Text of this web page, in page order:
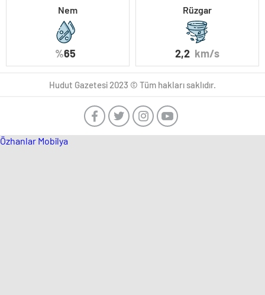
Nem
%65
Rüzgar
2,2 km/s
Hudut Gazetesi 2023 © Tüm hakları saklıdır.
Özhanlar Mobilya